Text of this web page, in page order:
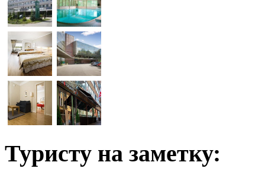
Туристу на заметку: